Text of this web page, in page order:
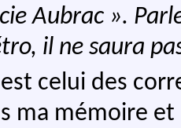
Aubrac ».
il ne saura
celui des
ma mémoire